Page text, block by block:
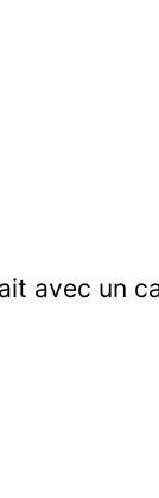
avec un